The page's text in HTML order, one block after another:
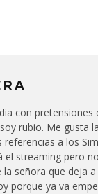
con pretensiones
rubio. Me gusta
a los
el streaming pero
señora que deja
porque ya va